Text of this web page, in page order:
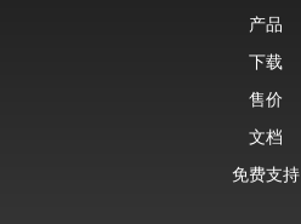
产品
下载
售价
文档
免费支持